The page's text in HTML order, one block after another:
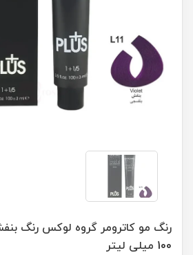
100 میلی لیتر